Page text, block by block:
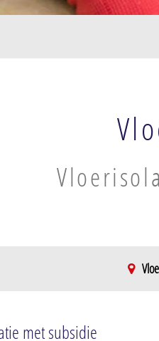
met subsidie